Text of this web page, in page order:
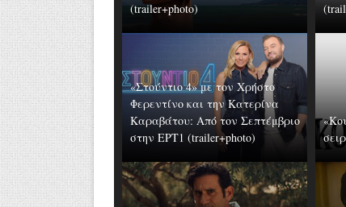
(trailer+photo)
«Στούντιο 4» με τον Χρήστο
Φερεντίνο και την Κατερίνα
Καραβάτου: Από τον Σεπτέμβριο
στην ΕΡΤ1 (trailer+photo)